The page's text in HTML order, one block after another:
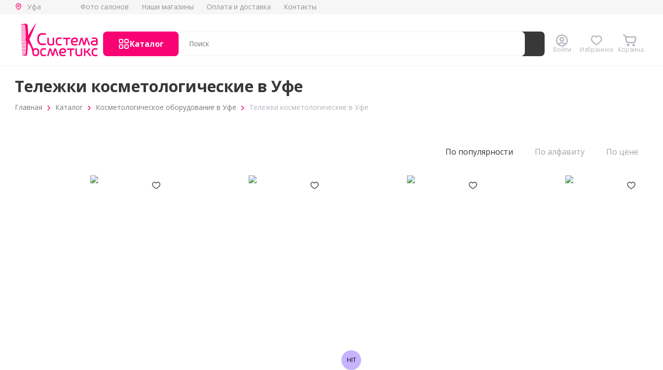
Уфа Фото салонов Наши магазины Оплата и доставка Контакты
Каталог
Войти Избранное Корзина
Тележки косметологические в Уфе
Главная Каталог Косметологическое оборудование в Уфе Тележки косметологические в Уфе
По популярности По алфавиту По цене
HIT